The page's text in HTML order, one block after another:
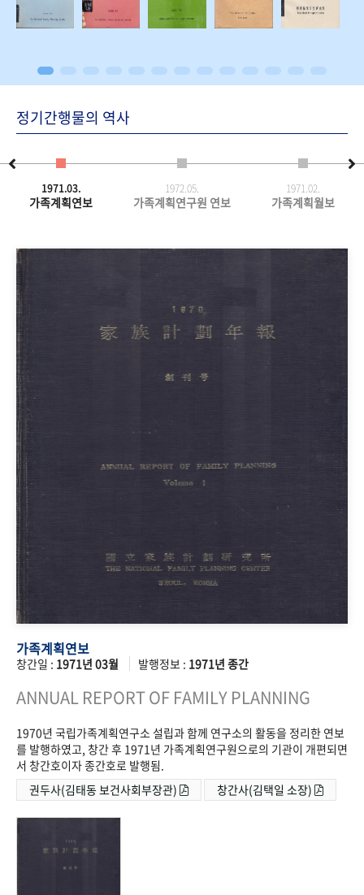
정기간행물의 역사
1971.03.
가족계획연보
1972.05.
가족계획연구원 연보
1971.02.
가족계획월보
가족계획연보
창간일 : 1971년 03월 발행정보 : 1971년 종간
ANNUAL REPORT OF FAMILY PLANNING
1970년 국립가족계획연구소 설립과 함께 연구소의 활동을 정리한 연보
를 발행하였고, 창간 후 1971년 가족계획연구원으로의 기관이 개편되면
서 창간호이자 종간호로 발행됨.
권두사(김태동 보건사회부장관)
창간사(김택일 소장)